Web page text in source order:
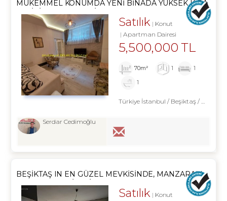
MÜKEMMEL KONUMDA YENI BINADA YÜKSEK KIRA
GETIRI EŞYALI 1+1 DAIRE
Satılık
Konut
Apartman Dairesi
5,500,000 TL
70m² 1
1
1
Türkiye İstanbul / Beşiktaş/ Abbasağa
Serdar Cedimoğlu
BEŞIKTAŞ IN EN GÜZEL MEVKISINDE, MANZARALI
YATIRIMLIK DAIRESI
Satılık
Konut